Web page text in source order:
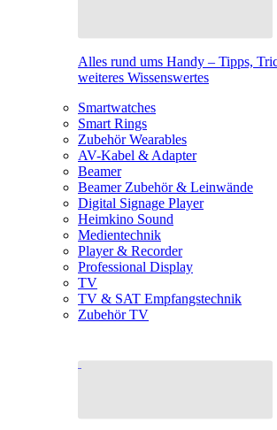
Alles rund ums Handy – Tipps,
weiteres Wissenswertes
Smartwatches
Smart Rings
Zubehör Wearables
AV-Kabel & Adapter
Beamer
Beamer Zubehör & Leinwände
Digital Signage Player
Heimkino Sound
Medientechnik
Player & Recorder
Professional Display
TV
TV & SAT Empfangstechnik
Zubehör TV